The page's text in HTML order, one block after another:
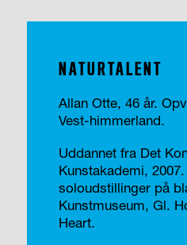
NATURTALENT
Allan Otte, 46 år.
Vest-himmerland.
Uddannet fra Det
Kunstakademi,
soloudstillinger på
Kunstmuseum, Gl.
Heart.